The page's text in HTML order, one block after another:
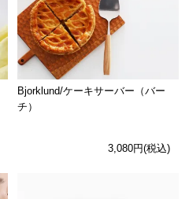
Bjorklund/ケーキサーバー（バー
チ）
3,080円(税込)